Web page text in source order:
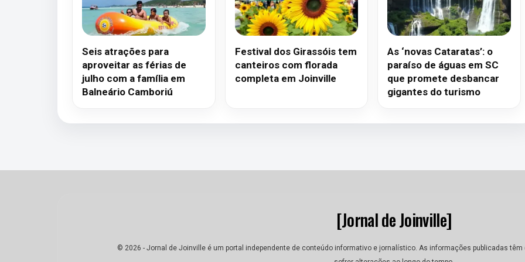
Seis atrações para
aproveitar as férias de
julho com a família em
Balneário Camboriú
Festival dos Girassóis tem
canteiros com florada
completa em Joinville
As ‘novas Cataratas’: o
paraíso de águas em SC
que promete desbancar
gigantes do turismo
[Jornal de Joinville]
© 2026 - Jornal de Joinville é um portal independente de conteúdo informativo e jornalístico. As informações publicadas